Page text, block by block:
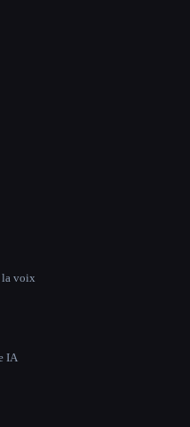
la voix
IA